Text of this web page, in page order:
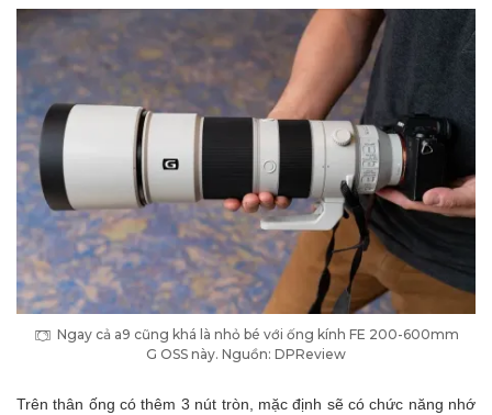
Ngay cả a9 cũng khá là nhỏ bé với ống kính FE 200-600mm
G OSS này. Nguồn: DPReview
Trên thân ống có thêm 3 nút tròn, mặc định sẽ có chức năng nhớ